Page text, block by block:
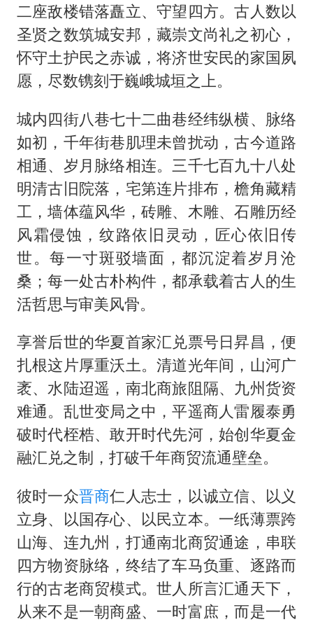
二座敌楼错落矗立、守望四方。古人数以
圣贤之数筑城安邦，藏崇文尚礼之初心，
怀守土护民之赤诚，将济世安民的家国夙
愿，尽数镌刻于巍峨城垣之上。
城内四街八巷七十二曲巷经纬纵横、脉络
如初，千年街巷肌理未曾扰动，古今道路
相通、岁月脉络相连。三千七百九十八处
明清古旧院落，宅第连片排布，檐角藏精
工，墙体蕴风华，砖雕、木雕、石雕历经
风霜侵蚀，纹路依旧灵动，匠心依旧传
世。每一寸斑驳墙面，都沉淀着岁月沧
桑；每一处古朴构件，都承载着古人的生
活哲思与审美风骨。
享誉后世的华夏首家汇兑票号日昇昌，便
扎根这片厚重沃土。清道光年间，山河广
袤、水陆迢遥，南北商旅阻隔、九州货资
难通。乱世变局之中，平遥商人雷履泰勇
破时代桎梏、敢开时代先河，始创华夏金
融汇兑之制，打破千年商贸流通壁垒。
彼时一众晋商仁人志士，以诚立信、以义
立身、以国存心、以民立本。一纸薄票跨
山海、连九州，打通南北商贸通途，串联
四方物资脉络，终结了车马负重、逐路而
行的古老商贸模式。世人所言汇通天下，
从来不是一朝商盛、一时富庶，而是一代